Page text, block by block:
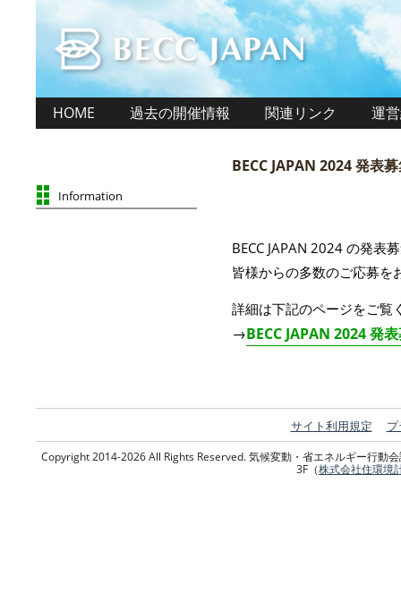
HOME 過去の開催情報 関連リンク 運
Information
BECC JAPAN 2024 発表
BECC JAPAN 2024 の発表
皆様からの多数のご応募を
詳細は下記のページをご覧
→BECC JAPAN 2024 発
サイト利用規定
Copyright 2014-2026 All Rights Reserved. 気候変動・省エネルギー行動
3F（株式会社住環境